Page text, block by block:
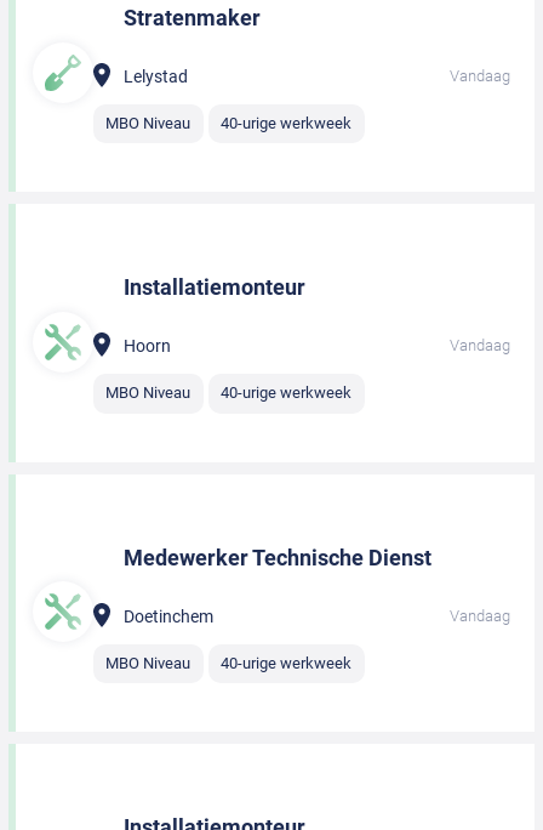
Stratenmaker
Lelystad Vandaag
MBO Niveau 40-urige werkweek
Installatiemonteur
Hoorn Vandaag
MBO Niveau 40-urige werkweek
Medewerker Technische Dienst
Doetinchem Vandaag
MBO Niveau 40-urige werkweek